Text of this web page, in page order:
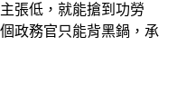
張低，就能搶到功勞
政務官只能背黑鍋，承